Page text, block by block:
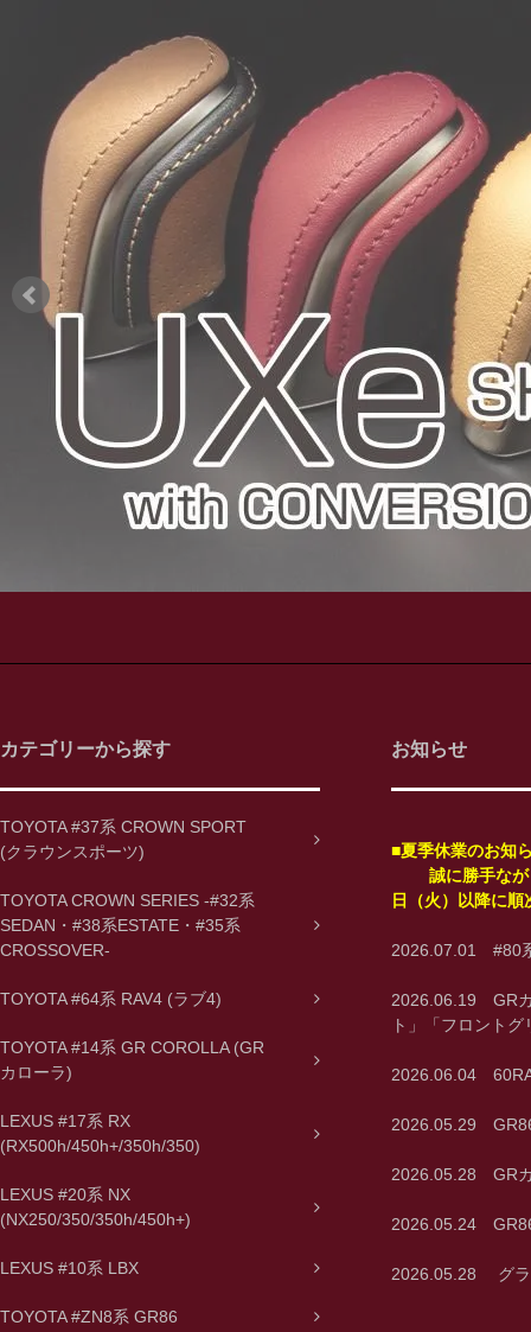
カテゴリーから探す
TOYOTA #37系 CROWN SPORT
(クラウンスポーツ)
TOYOTA CROWN SERIES -#32系
SEDAN・#38系ESTATE・#35系
CROSSOVER-
TOYOTA #64系 RAV4 (ラブ4)
TOYOTA #14系 GR COROLLA (GR
カローラ)
LEXUS #17系 RX
(RX500h/450h+/350h/350)
LEXUS #20系 NX
(NX250/350/350h/450h+)
LEXUS #10系 LBX
TOYOTA #ZN8系 GR86
お知らせ
■夏季休業のお知
誠に勝手ながら
日（火）以降に
2026.07.01 #80
2026.06.19 GRカ
ト」「フロント
2026.06.04
2026.05.29
2026.05.28 GR
2026.05.24
2026.05.28 グラ